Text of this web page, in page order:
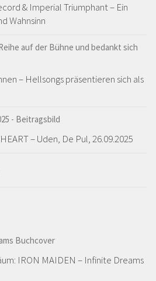
& Imperial Triumphant – Ein
Wahnsinn
– Hellsongs präsentieren sich als
– Uden, De Pul, 26.09.2025
IRON MAIDEN – Infinite Dreams